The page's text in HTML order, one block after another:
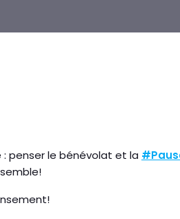
: penser le bénévolat et la